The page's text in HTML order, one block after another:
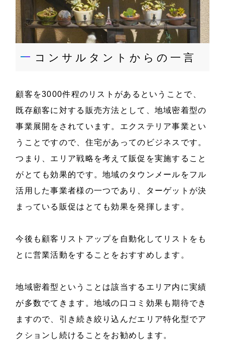
コンサルタントからの一言
顧客を3000件程のリストがあるということで、
既存顧客に対する販売方法として、地域密着型の
事業展開をされています。エクステリア事業とい
うことですので、住宅があってのビジネスです。
つまり、エリア戦略を考えて販促を実施すること
がとても効果的です。地域のタウンメールをフル
活用した事業者様の一つであり、ターゲットが決
まっている販促はとても効果を発揮します。
今後も顧客リストアップを自動化してリストをも
とに営業活動をすることをおすすめします。
地域密着型ということは該当するエリア内に実績
が多数でてきます。地域の口コミ効果も期待でき
ますので、引き続き絞り込んだエリア特化型でア
クションし続けることをお勧めします。